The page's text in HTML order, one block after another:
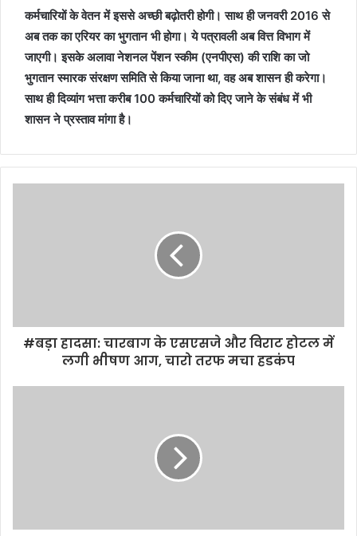
कर्मचारियों के वेतन में इससे अच्छी बढ़ोतरी होगी। साथ ही जनवरी 2016 से
अब तक का एरियर का भुगतान भी होगा। ये पत्रावली अब वित्त विभाग में
जाएगी। इसके अलावा नेशनल पेंशन स्कीम (एनपीएस) की राशि का जो
भुगतान स्मारक संरक्षण समिति से किया जाना था, वह अब शासन ही करेगा।
साथ ही दिव्यांग भत्ता करीब 100 कर्मचारियों को दिए जाने के संबंध में भी
शासन ने प्रस्ताव मांगा है।
#बड़ा हादसा: चारबाग के एसएसजे और विराट होटल में
लगी भीषण आग, चारो तरफ मचा हडकंप